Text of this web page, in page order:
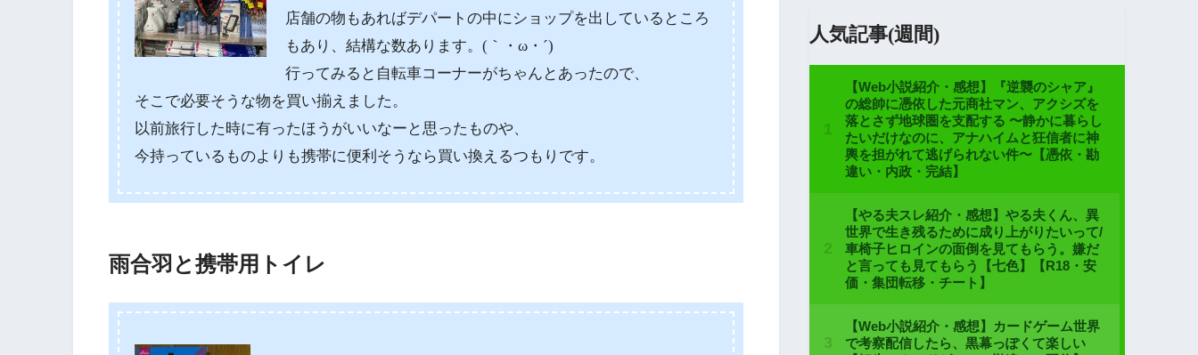
店舗の物もあればデパートの中にショップを出しているところ
もあり、結構な数あります。(｀・ω・´)
行ってみると自転車コーナーがちゃんとあったので、
そこで必要そうな物を買い揃えました。
以前旅行した時に有ったほうがいいなーと思ったものや、
今持っているものよりも携帯に便利そうなら買い換えるつもりです。
雨合羽と携帯用トイレ
人気記事(週間)